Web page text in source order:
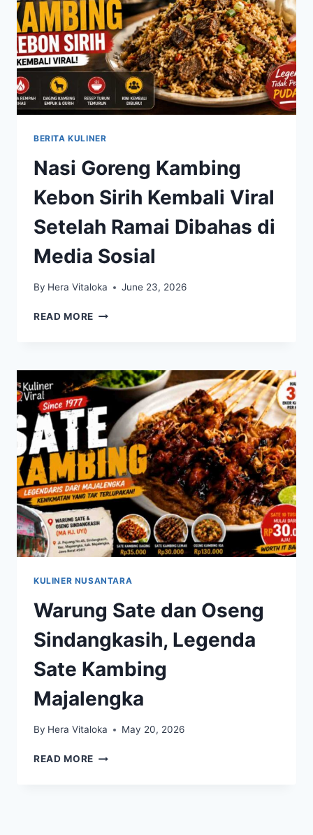
BERITA KULINER
Nasi Goreng Kambing
Kebon Sirih Kembali Viral
Setelah Ramai Dibahas di
Media Sosial
By Hera Vitaloka June 23, 2026
READ MORE NASI
SIRIH
KEMBALI
SETELAH
RAMAI
DIBAHAS
DI
MEDIA
SOSIAL
KULINER NUSANTARA
Warung Sate dan Oseng
Sindangkasih, Legenda
Sate Kambing
Majalengka
By Hera Vitaloka May 20, 2026
READ MORE WARUNG